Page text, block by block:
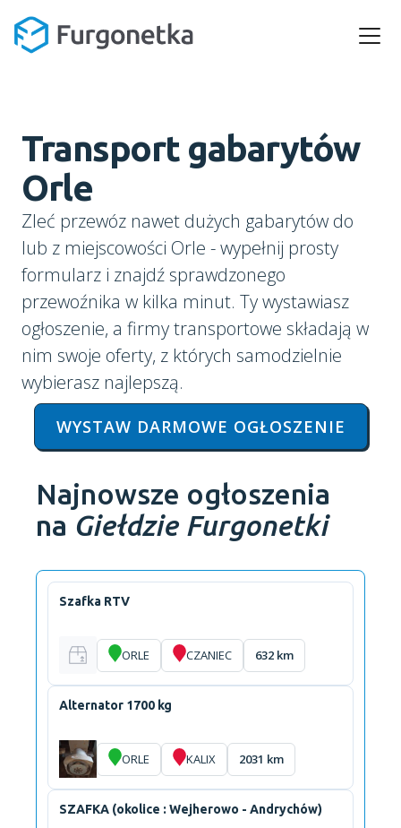
Transport gabarytów
Orle
Zleć przewóz nawet dużych gabarytów do
lub z miejscowości Orle - wypełnij prosty
formularz i znajdź sprawdzonego
przewoźnika w kilka minut. Ty wystawiasz
ogłoszenie, a firmy transportowe składają w
nim swoje oferty, z których samodzielnie
wybierasz najlepszą.
WYSTAW DARMOWE OGŁOSZENIE
Najnowsze ogłoszenia
na Giełdzie Furgonetki
Szafka RTV
ORLE CZANIEC 632 km
Alternator 1700 kg
ORLE KALIX 2031 km
SZAFKA (okolice : Wejherowo - Andrychów)